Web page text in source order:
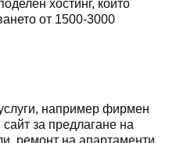
хостинг, който
от 1500-3000
например фирмен
за предлагане на
ремонт на апартаменти,